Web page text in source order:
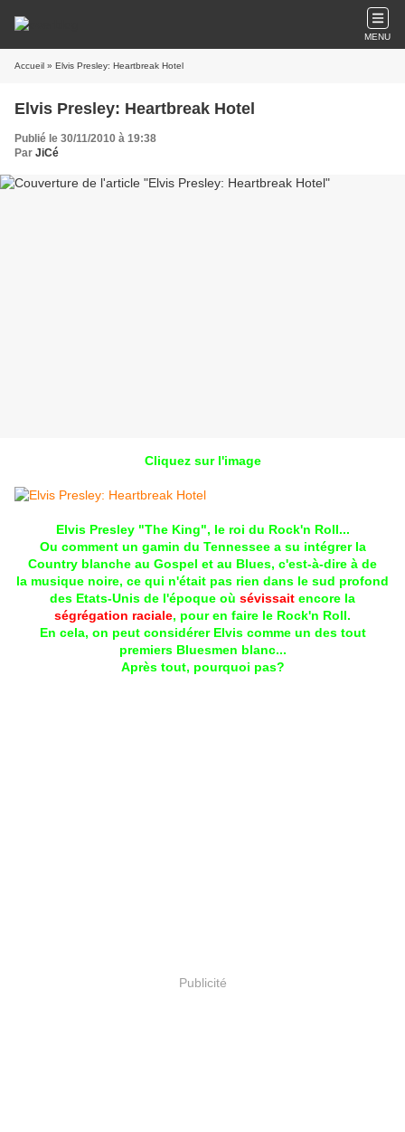
MENU
Accueil » Elvis Presley: Heartbreak Hotel
Elvis Presley: Heartbreak Hotel
Publié le 30/11/2010 à 19:38
Par JiCé
Cliquez sur l'image
Elvis Presley "The King", le roi du Rock'n Roll...
Ou comment un gamin du Tennessee a su intégrer la
Country blanche au Gospel et au Blues, c'est-à-dire à de
la musique noire, ce qui n'était pas rien dans le sud profond
des Etats-Unis de l'époque où sévissait encore la
ségrégation raciale, pour en faire le Rock'n Roll.
En cela, on peut considérer Elvis comme un des tout
premiers Bluesmen blanc...
Après tout, pourquoi pas?
Publicité